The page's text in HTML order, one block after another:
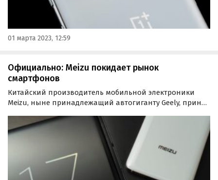
01 марта 2023, 12:59
Официально: Meizu покидает рынок
смартфонов
Китайский производитель мобильной электроники
Meizu, ныне принадлежащий автогиганту Geely, принял
что останавливает разработку новых смартфонов.